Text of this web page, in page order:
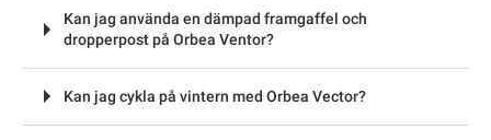
Kan jag använda en dämpad framgaffel och
dropperpost på Orbea Ventor?
Kan jag cykla på vintern med Orbea Vector?